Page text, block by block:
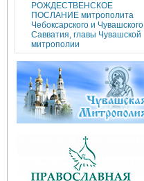
РОЖДЕСТВЕНСКОЕ
ПОСЛАНИЕ митрополита
Чебоксарского и Чувашского
Савватия, главы Чувашской
митрополии